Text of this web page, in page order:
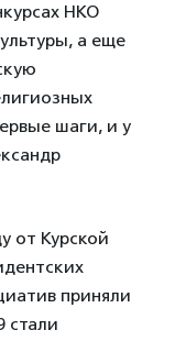
НКО
а еще
шаги, и у
от Курской
приняли
стали